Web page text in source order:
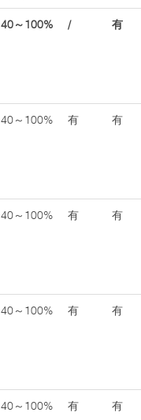
40～100% / 有
40～100% 有 有
40～100% 有 有
40～100% 有 有
40～100% 有 有